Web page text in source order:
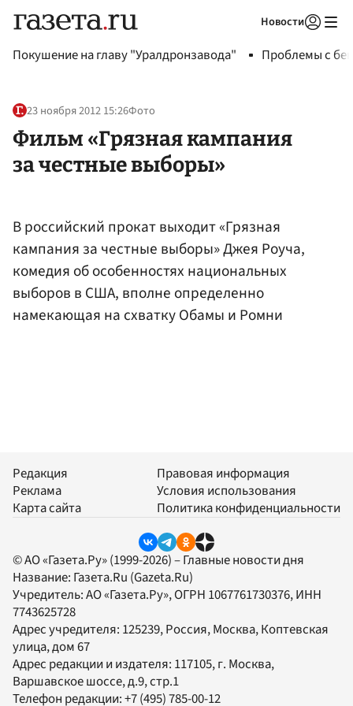
Новости
Покушение на главу "Уралдронзавода" Проблемы с
23 ноября 2012 15:26Фото
Фильм «Грязная кампания
за честные выборы»
В российский прокат выходит «Грязная
кампания за честные выборы» Джея Роуча,
комедия об особенностях национальных
выборов в США, вполне определенно
намекающая на схватку Обамы и Ромни
Редакция
Реклама
Карта сайта
Правовая информация
Условия использования
Политика конфиденциальности
© АО «Газета.Ру» (1999-2026) – Главные новости дня
Название: Газета.Ru (Gazeta.Ru)
Учредитель:АО «Газета.Ру», ОГРН 1067761730376, ИНН
7743625728
Адрес учредителя: 125239, Россия, Москва, Коптевская
улица, дом 67
Адрес редакции и издателя: 117105, г. Москва,
Варшавское шоссе, д.9, стр.1
Телефон редакции:+7 (495) 785-00-12